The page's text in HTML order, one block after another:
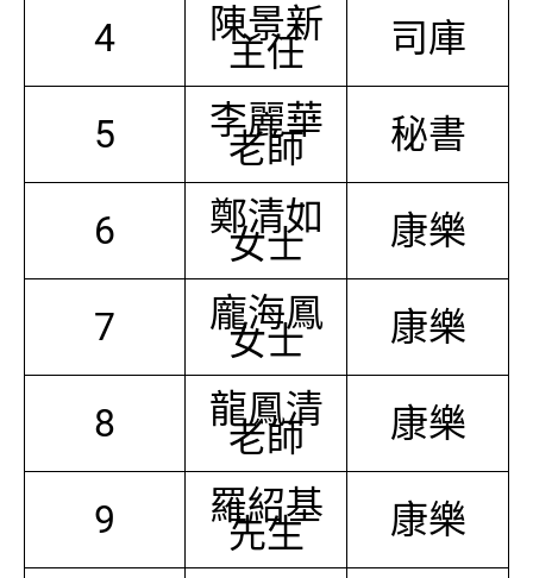
4 陳景新
主任 司庫
5 李麗華
老師 秘書
6 鄭清如
女士 康樂
7 龐海鳳
女士 康樂
8 龍鳳清
老師 康樂
9 羅紹基
先生 康樂